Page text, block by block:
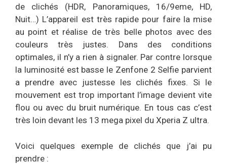
de clichés (HDR, Panoramiques, 16/9eme, HD,
Nuit…) L’appareil est très rapide pour faire la mise
au point et réalise de très belle photos avec des
couleurs très justes. Dans des conditions
optimales, il n’y a rien à signaler. Par contre lorsque
la luminosité est basse le Zenfone 2 Selfie parvient
a prendre avec justesse les clichés fixes. Si le
mouvement est trop important l’image devient vite
flou ou avec du bruit numérique. En tous cas c’est
très loin devant les 13 mega pixel du Xperia Z ultra.
Voici quelques exemple de clichés que j’ai pu
prendre :